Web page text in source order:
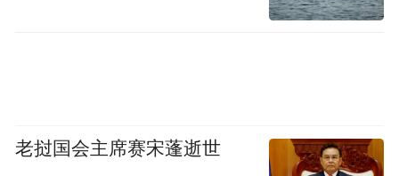
程设计，使学生所学知识技能与实际工作场
（WAIKATO INSTITUTE OF
老挝国会主席赛宋蓬逝世